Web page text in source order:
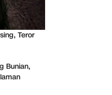
Teror
Bunian,